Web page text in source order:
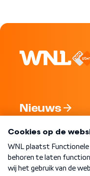
Nieuws
Nieuwsbrief
Word Lid